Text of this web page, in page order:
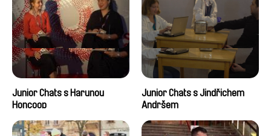
Junior Chats s Harunou
Honcoop
Junior Chats s Jindřichem
Andršem